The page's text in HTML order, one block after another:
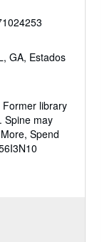
GA, Estados
Former library
Spine may
Spend